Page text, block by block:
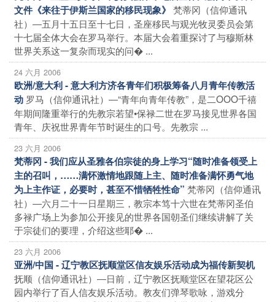
文件《来往于伊斯兰国家的移民现象》 梵蒂冈（信仰通讯
社）―五月十五日至十七日，圣座移民与观光牧灵委员会第
十七届全体大会在罗马举行。本届大会着重探讨了与穆斯林
世界关系这一复杂而现实的问� ...
24 六月 2006
欧洲/意大利 - 意大利方济各青年们积极筹备八月青年传教活
动 罗马（信仰通讯社）―“青年向青年传教”，是二OOO千禧
年期间隆重举行的先教宗若望•保禄二世在罗马接见世界各国
青年、庆祝世界青年节时诞生的口号。先教宗 ...
23 六月 2006
梵蒂冈 - 我们应从圣雅各伯宗徒的身上学习“随时准备领受上
主的召叫，……满怀激情地跟随上主、随时准备满怀勇气地
为上主作证，必要时，甚至不惜牺牲性命” 梵蒂冈（信仰通讯
社）―六月二十一日星期三，教宗本笃十六世在梵蒂冈圣伯
多禄广场上为参加公开接见的世界各国朝圣们继续讲解了关
于宗徒们的要理，介绍这些耶� ...
23 六月 2006
亚洲/中国 - 辽宁教区抚顺堂区信友娱乐活动成为福传新契机
抚顺（信仰通讯社）―日前，辽宁教区抚顺堂区在望花区公
园内举行了百人信友娱乐活动。教友们弹琴歌咏，游戏分